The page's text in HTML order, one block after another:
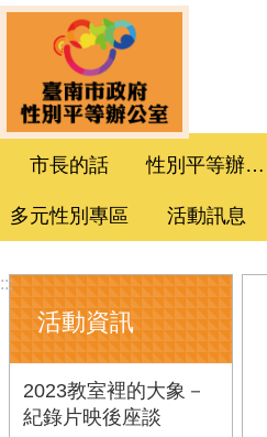
市長的話 性別平等辦公室
多元性別專區 活動訊息
:::
活動資訊
2023教室裡的大象－
紀錄片映後座談